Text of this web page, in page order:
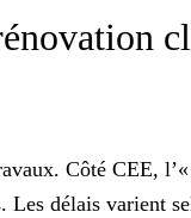
. Côté CEE,
délais varient